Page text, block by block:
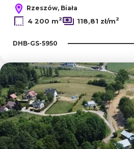
Rzeszów, Biała
4 200 m2 118,81 zł/m2
DHB-GS-5950